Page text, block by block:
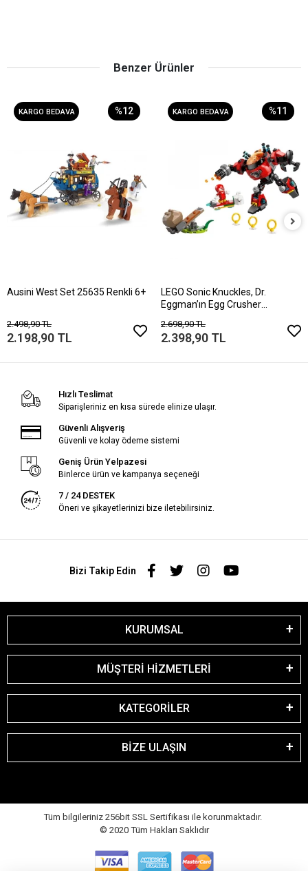
Benzer Ürünler
KARGO BEDAVA %12
Ausini West Set 25635 Renkli 6+
2.498,90 TL
2.198,90 TL
KARGO BEDAVA %11
LEGO Sonic Knuckles, Dr.
Eggman’ın Egg Crusher
2.698,90 TL
2.398,90 TL
Hızlı Teslimat
Siparişleriniz en kısa sürede elinize ulaşır.
Güvenli Alışveriş
Güvenli ve kolay ödeme sistemi
Geniş Ürün Yelpazesi
Binlerce ürün ve kampanya seçeneği
7 / 24 DESTEK
Öneri ve şikayetlerinizi bize iletebilirsiniz.
Bizi Takip Edin
KURUMSAL
MÜŞTERİ HİZMETLERİ
KATEGORİLER
BİZE ULAŞIN
Tüm bilgileriniz 256bit SSL Sertifikası ile korunmaktadır.
© 2020 Tüm Hakları Saklıdır